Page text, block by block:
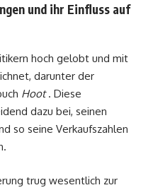
und ihr Einfluss auf
hoch gelobt und mit
darunter der
Hoot. Diese
dazu bei, seinen
so seine Verkaufszahlen
trug wesentlich zur